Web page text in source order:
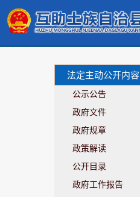
法定主动公开内容
公示公告
政府文件
政府规章
政策解读
公开目录
政府工作报告